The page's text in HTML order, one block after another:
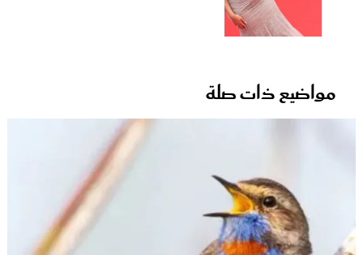
مواضيع ذات صلة